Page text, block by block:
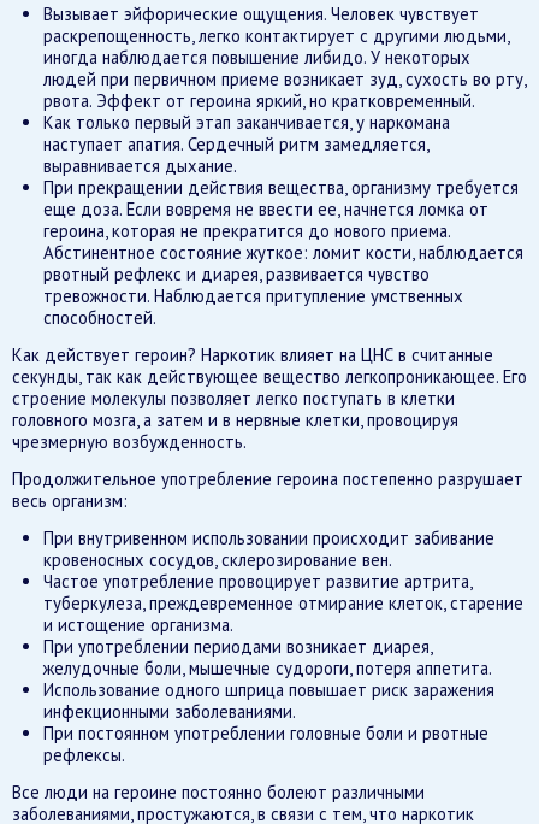
Вызывает эйфорические ощущения. Человек чувствует
раскрепощенность, легко контактирует с другими людьми,
иногда наблюдается повышение либидо. У некоторых
людей при первичном приеме возникает зуд, сухость во рту,
рвота. Эффект от героина яркий, но кратковременный.
Как только первый этап заканчивается, у наркомана
наступает апатия. Сердечный ритм замедляется,
выравнивается дыхание.
При прекращении действия вещества, организму требуется
еще доза. Если вовремя не ввести ее, начнется ломка от
героина, которая не прекратится до нового приема.
Абстинентное состояние жуткое: ломит кости, наблюдается
рвотный рефлекс и диарея, развивается чувство
тревожности. Наблюдается притупление умственных
способностей.
Как действует героин? Наркотик влияет на ЦНС в считанные
секунды, так как действующее вещество легкопроникающее. Его
строение молекулы позволяет легко поступать в клетки
головного мозга, а затем и в нервные клетки, провоцируя
чрезмерную возбужденность.
Продолжительное употребление героина постепенно разрушает
весь организм:
При внутривенном использовании происходит забивание
кровеносных сосудов, склерозирование вен.
Частое употребление провоцирует развитие артрита,
туберкулеза, преждевременное отмирание клеток, старение
и истощение организма.
При употреблении периодами возникает диарея,
желудочные боли, мышечные судороги, потеря аппетита.
Использование одного шприца повышает риск заражения
инфекционными заболеваниями.
При постоянном употреблении головные боли и рвотные
рефлексы.
Все люди на героине постоянно болеют различными
заболеваниями, простужаются, в связи с тем, что наркотик